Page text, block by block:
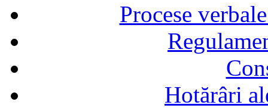
Procese
Hotărâri